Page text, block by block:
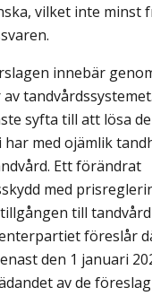
vilket inte minst
innebär
syfta till att lösa
med ojämlik
Ett förändrat
med
till
föreslår
den 1 januari
av de